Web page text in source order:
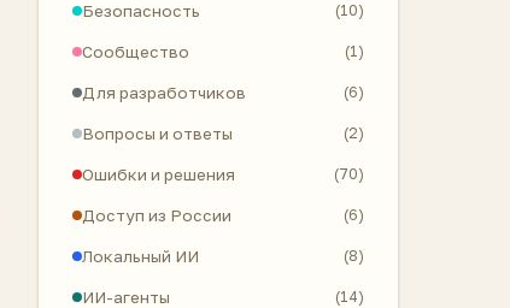
Безопасность (10)
Сообщество (1)
Для разработчиков (6)
Вопросы и ответы (2)
Ошибки и решения (70)
Доступ из России (6)
Локальный ИИ (8)
ИИ-агенты (14)